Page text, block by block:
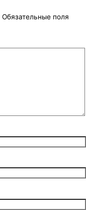
Обязательные поля